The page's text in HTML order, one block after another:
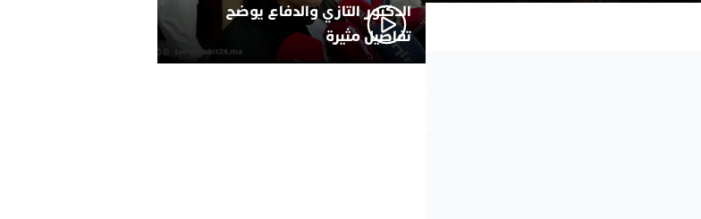
الدكتور التازي والدفاع يوضح
تفاصيل مثيرة